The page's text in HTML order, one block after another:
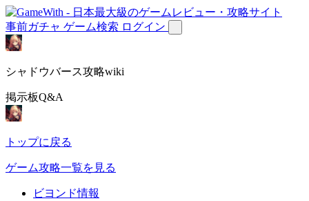
事前ガチャ ゲーム検索 ログイン
シャドウバース攻略wiki
掲示板Q&A
トップに戻る
ゲーム攻略一覧を見る
ビヨンド情報